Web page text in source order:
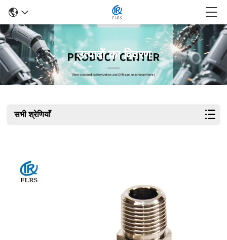
उत्पादों का विवरण
सभी श्रेणियाँ